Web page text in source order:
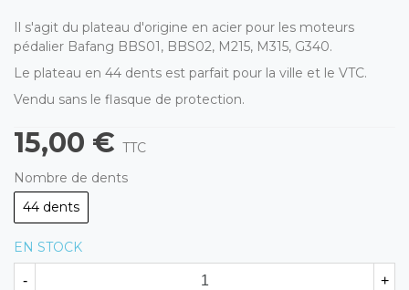
Il s'agit du plateau d'origine en acier pour les moteurs
pédalier Bafang BBS01, BBS02, M215, M315, G340.
Le plateau en 44 dents est parfait pour la ville et le VTC.
Vendu sans le flasque de protection.
15,00 € TTC
Nombre de dents
44 dents
EN STOCK
- +